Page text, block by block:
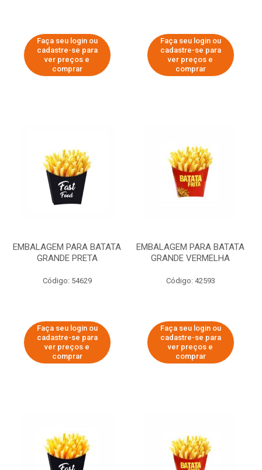
Faça seu login ou
cadastre-se para
ver preços e
comprar
Faça seu login ou
cadastre-se para
ver preços e
comprar
EMBALAGEM PARA BATATA
GRANDE PRETA
Código: 54629
Faça seu login ou
cadastre-se para
ver preços e
comprar
EMBALAGEM PARA BATATA
GRANDE VERMELHA
Código: 42593
Faça seu login ou
cadastre-se para
ver preços e
comprar